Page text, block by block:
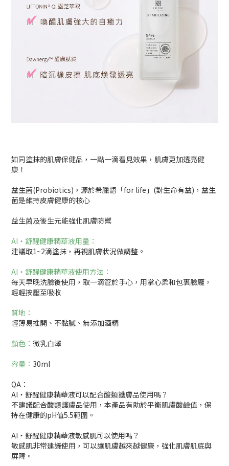
如同塗抹的肌膚保健品，一點一滴看見效果，肌膚更加透亮健
康！
益生菌(Probiotics)，源於希臘語「for life」(對生命有益)，益生
菌是維持皮膚健康的核心
益生菌及後生元能強化肌膚防禦
AI‧舒醒健康精華液用量：
建議取1~2滴塗抹，再視肌膚狀況做調整。
AI‧舒醒健康精華液使用方法：
每天早晚洗臉後使用，取一滴管於手心，用掌心柔和包裹臉龐，
輕輕按壓至吸收
質地：
輕薄易推開、不黏膩、無添加酒精
顏色： 微乳白澤
容量： 30ml
QA：
AI‧舒醒健康精華液可以配合酸類護膚品使用嗎？
不建議配合酸類護膚品使用，本產品有助於平衡肌膚酸鹼值，保
持在健康的pH值5.5範圍。
AI‧舒醒健康精華液敏感肌可以使用嗎？
敏感肌非常建議使用，可以讓肌膚越來越健康，強化肌膚肌底與
屏障。